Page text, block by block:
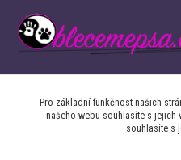
info@oblecemepsa.cz
Pro základní funkčnost našich
našeho webu souhlasíte s jejich
souhlasíte s